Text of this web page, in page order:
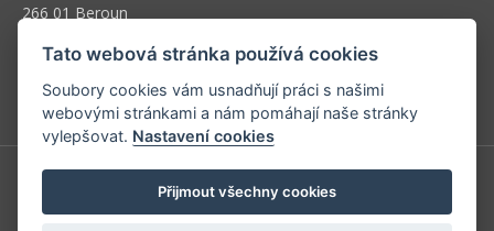
266 01 Beroun
Telefon: +420 604 763 835
E-mail:predplatne@vpress.cz
Tato webová stránka používá cookies
Soubory cookies vám usnadňují práci s našimi
webovými stránkami a nám pomáhají naše stránky
vylepšovat. Nastavení cookies
Přijmout všechny cookies